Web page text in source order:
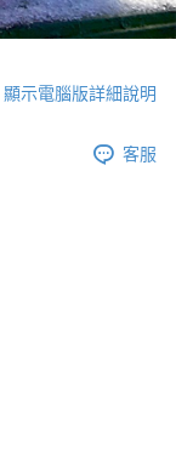
顯示電腦版詳細說明
客服